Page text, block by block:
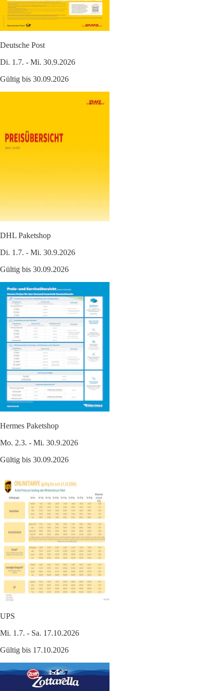
Deutsche Post
Di. 1.7. - Mi. 30.9.2026
Gültig bis 30.09.2026
DHL Paketshop
Di. 1.7. - Mi. 30.9.2026
Gültig bis 30.09.2026
Hermes Paketshop
Mo. 2.3. - Mi. 30.9.2026
Gültig bis 30.09.2026
UPS
Mi. 1.7. - Sa. 17.10.2026
Gültig bis 17.10.2026